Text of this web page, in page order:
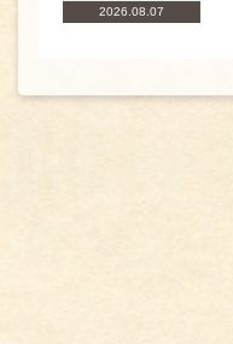
2026.08.07